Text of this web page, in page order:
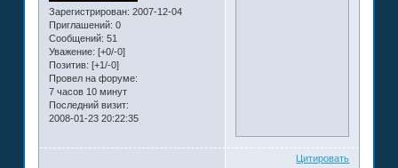
Зарегистрирован: 2007-12-04
Приглашений: 0
Сообщений: 51
Уважение: [+0/-0]
Позитив: [+1/-0]
Провел на форуме:
7 часов 10 минут
Последний визит:
2008-01-23 20:22:35
Цитировать